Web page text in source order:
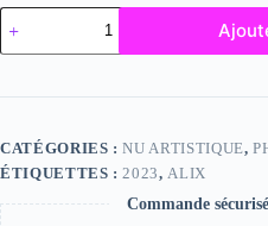
quantité
de
Alix
CATÉGORIES :NU ARTISTIQUE,
ÉTIQUETTES : 2023, ALIX
Commande